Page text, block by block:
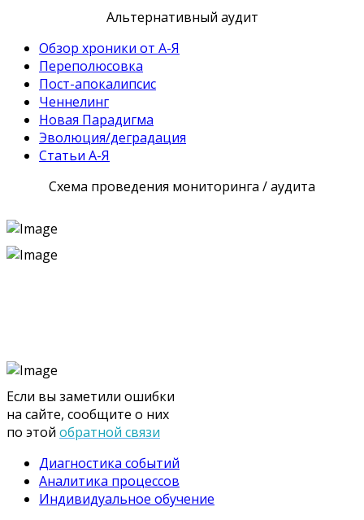
Альтернативный аудит
Обзор хроники от А-Я
Переполюсовка
Пост-апокалипсис
Ченнелинг
Новая Парадигма
Эволюция/деградация
Статьи А-Я
Схема проведения мониторинга / аудита
Если вы заметили ошибки
на сайте, сообщите о них
по этой обратной связи
Диагностика событий
Аналитика процессов
Индивидуальное обучение